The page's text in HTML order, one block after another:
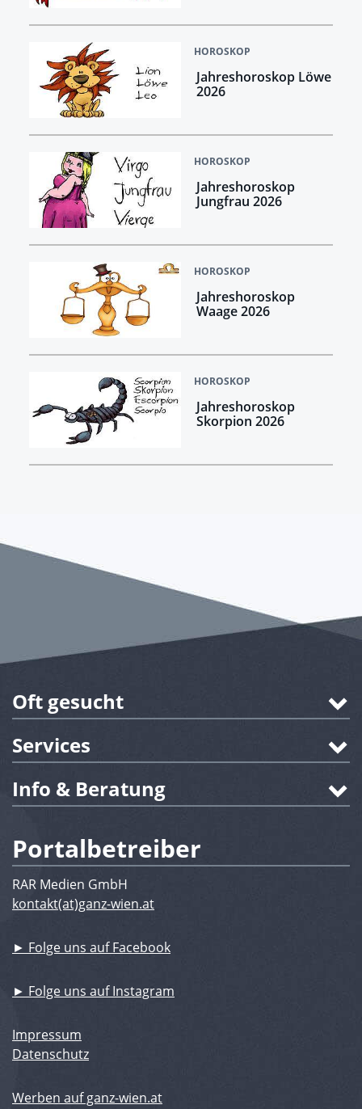
HOROSKOP
Jahreshoroskop Löwe
2026
HOROSKOP
Jahreshoroskop
Jungfrau 2026
HOROSKOP
Jahreshoroskop
Waage 2026
HOROSKOP
Jahreshoroskop
Skorpion 2026
Oft gesucht
Services
Info & Beratung
Portalbetreiber
RAR Medien GmbH
kontakt(at)ganz-wien.at
► Folge uns auf Facebook
► Folge uns auf Instagram
Impressum
Datenschutz
Werben auf ganz-wien.at